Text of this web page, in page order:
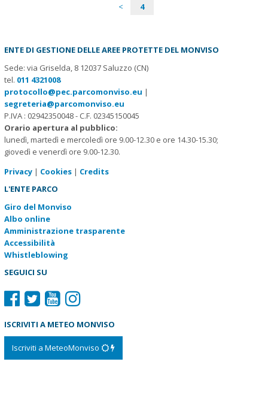
< 4
ENTE DI GESTIONE DELLE AREE PROTETTE DEL MONVISO
Sede: via Griselda, 8 12037 Saluzzo (CN)
tel. 011 4321008
protocollo@pec.parcomonviso.eu |
segreteria@parcomonviso.eu
P.IVA : 02942350048 - C.F. 02345150045
Orario apertura al pubblico:
lunedì, martedì e mercoledì ore 9.00-12.30 e ore 14.30-15.30;
giovedì e venerdì ore 9.00-12.30.
Privacy| Cookies| Credits
L'ENTE PARCO
Giro del Monviso
Albo online
Amministrazione trasparente
Accessibilità
Whistleblowing
SEGUICI SU
ISCRIVITI A METEO MONVISO
Iscriviti a MeteoMonviso